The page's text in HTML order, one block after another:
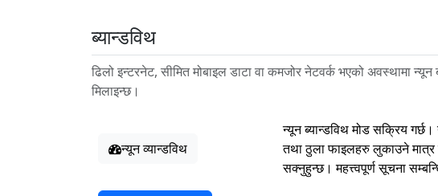
ब्यान्डविथ
ढिलो इन्टरनेट, सीमित मोबाइल डाटा वा कमजोर नेटवर्क भएको अवस्थामा
मिलाइन्छ।
न्यून व्यान्डविथ
न्यून ब्यान्डविथ मोड सक्रिय
तथा ठुला फाइलहरु लुकाउने मात्र
सक्नुहुन्छ। महत्त्वपूर्ण सूचना